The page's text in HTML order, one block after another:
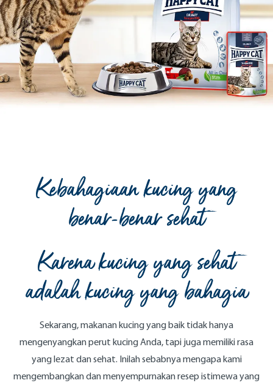
Kebahagiaan kucing yang
benar-benar sehat
Karena kucing yang sehat
adalah kucing yang bahagia
Sekarang, makanan kucing yang baik tidak hanya
mengenyangkan perut kucing Anda, tapi juga memiliki rasa
yang lezat dan sehat. Inilah sebabnya mengapa kami
mengembangkan dan menyempurnakan resep istimewa yang